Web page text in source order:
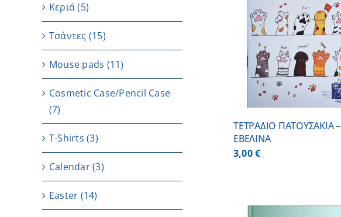
ADD TO CART
ΤΕΤΡΑΔΙΟ ΠΑΤΟΥΣΑΚΙΑ –
ΕΒΕΛΙΝΑ
3,00€
ADD TO CART
Κεριά (5)
Τσάντες (15)
Μouse pads (11)
Cosmetic Case/Pencil Case
(7)
T-Shirts (3)
Calendar(3)
Easter (14)